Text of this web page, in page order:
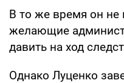
В то же время он не
желающие
давить на ход
Однако Луценко